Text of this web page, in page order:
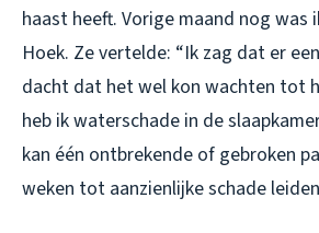
haast heeft. Vorige maand nog was
Hoek. Ze vertelde: “Ik zag dat er
dacht dat het wel kon wachten tot
heb ik waterschade in de
kan één ontbrekende of gebroken
weken tot aanzienlijke schade